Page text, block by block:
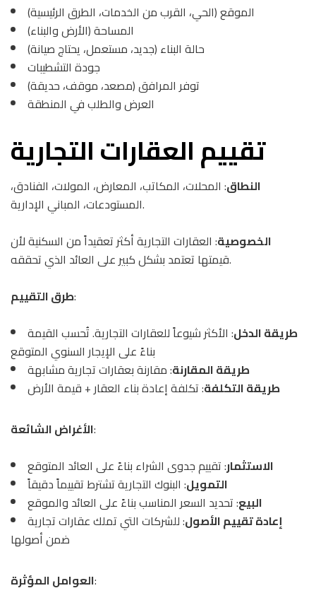
الموقع (الحي، القرب من الخدمات، الطرق الرئيسية)
المساحة (الأرض والبناء)
حالة البناء (جديد، مستعمل، يحتاج صيانة)
جودة التشطيبات
توفر المرافق (مصعد، موقف، حديقة)
العرض والطلب في المنطقة
تقييم العقارات التجارية
النطاق: المحلات، المكاتب، المعارض، المولات، الفنادق،
المستودعات، المباني الإدارية.
الخصوصية: العقارات التجارية أكثر تعقيداً من السكنية لأن
قيمتها تعتمد بشكل كبير على العائد الذي تحققه.
طرق التقييم:
طريقة الدخل: الأكثر شيوعاً للعقارات التجارية. تُحسب القيمة
بناءً على الإيجار السنوي المتوقع
طريقة المقارنة: مقارنة بعقارات تجارية مشابهة
طريقة التكلفة: تكلفة إعادة بناء العقار + قيمة الأرض
الأغراض الشائعة:
الاستثمار: تقييم جدوى الشراء بناءً على العائد المتوقع
التمويل: البنوك التجارية تشترط تقييماً دقيقاً
البيع: تحديد السعر المناسب بناءً على العائد والموقع
إعادة تقييم الأصول: للشركات التي تملك عقارات تجارية
ضمن أصولها
العوامل المؤثرة: